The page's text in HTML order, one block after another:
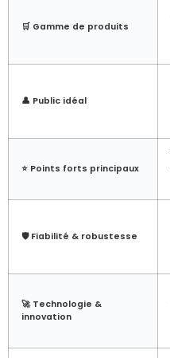
🛒 Gamme de produits
👤 Public idéal
⭐ Points forts principaux
🛡️ Fiabilité & robustesse
🚀 Technologie &
innovation